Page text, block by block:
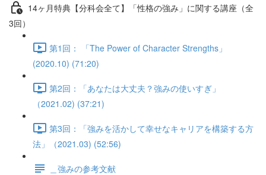
14ヶ月特典【分科会全て】「性格の強み」に関する講座（全
3回）
第1回： 「The Power of Character Strengths」
(2020.10) (71:20)
第2回：「あなたは大丈夫？強みの使いすぎ」
（2021.02) (37:21)
第3回：「強みを活かして幸せなキャリアを構築する方
法」（2021.03) (52:56)
＿強みの参考文献